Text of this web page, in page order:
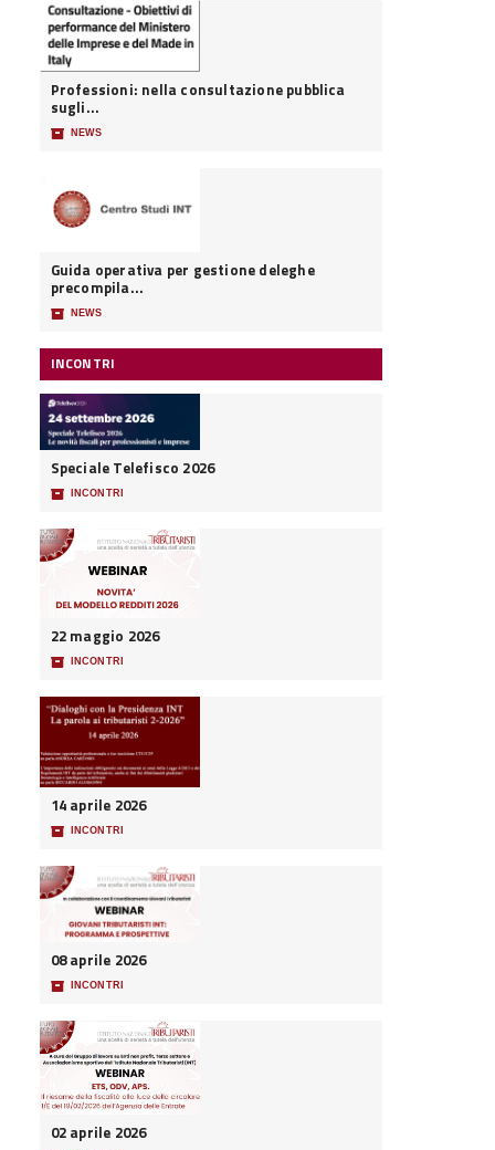
Professioni: nella consultazione pubblica
sugli...
📦 NEWS
Guida operativa per gestione deleghe
precompila...
📦 NEWS
INCONTRI
Speciale Telefisco 2026
📦 INCONTRI
22 maggio 2026
📦 INCONTRI
14 aprile 2026
📦 INCONTRI
08 aprile 2026
📦 INCONTRI
02 aprile 2026